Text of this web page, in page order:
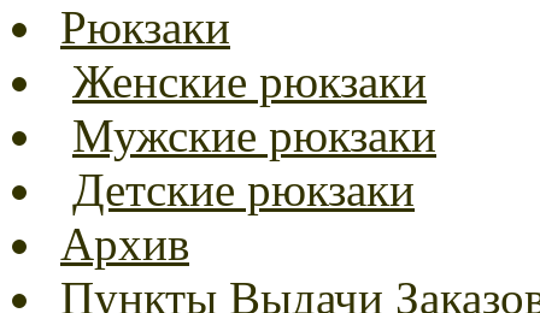
Рюкзаки
Женские рюкзаки
Мужские рюкзаки
Детские рюкзаки
Архив
Пункты Выдачи